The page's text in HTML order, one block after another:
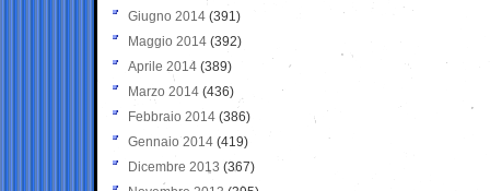
Giugno 2014 (391)
Maggio 2014 (392)
Aprile 2014 (389)
Marzo 2014 (436)
Febbraio 2014 (386)
Gennaio 2014 (419)
Dicembre 2013 (367)